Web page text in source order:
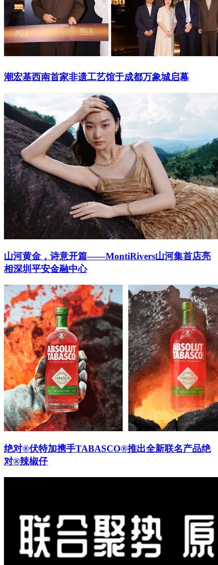
潮宏基西南首家非遗工艺馆于成都万象城启幕
山河黄金，诗意开篇——MontiRivers山河集首店亮
相深圳平安金融中心
绝对®伏特加携手TABASCO®推出全新联名产品绝
对®辣椒仔